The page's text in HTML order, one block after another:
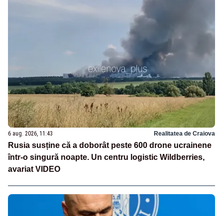
6 aug. 2026, 11:43 Realitatea de Craiova
Rusia susține că a doborât peste 600 drone ucrainene
într-o singură noapte. Un centru logistic Wildberries,
avariat VIDEO